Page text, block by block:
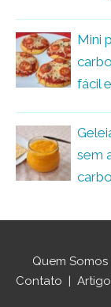
Mini
fácil
sem
Quem Somos
Contato